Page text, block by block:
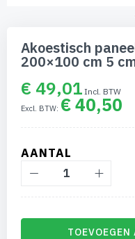
naar
begin
afbeeldingen-
gallerij
Akoestisch
200×100 cm 5
€ 49,01
€ 40,50
AANTAL